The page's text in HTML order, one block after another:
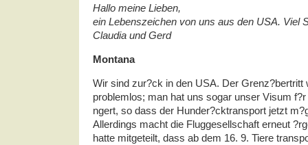
Hallo meine Lieben,
ein Lebenszeichen von uns aus den USA. Viel
Claudia und Gerd
Montana
Wir sind zur?ck in den USA. Der Grenz?bertritt
problemlos; man hat uns sogar unser Visum
ngert, so dass der Hunder?cktransport jetzt
Allerdings macht die Fluggesellschaft erneut
hatte mitgeteilt, dass ab dem 16. 9. Tiere